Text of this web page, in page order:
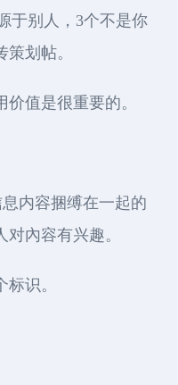
于别人，3个不是你
划帖。
值是很重要的。
内容捆缚在一起的
內容有兴趣。
识。